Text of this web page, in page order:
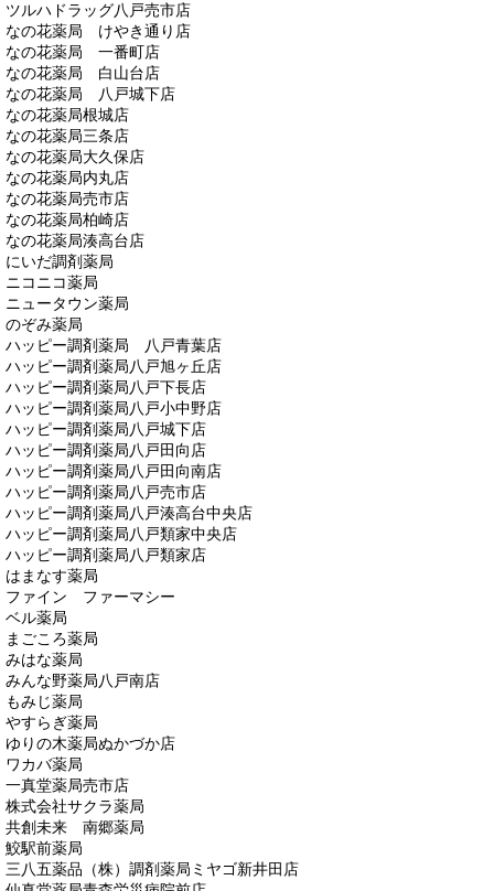
ツルハドラッグ八戸売市店
なの花薬局 けやき通り店
なの花薬局 一番町店
なの花薬局 白山台店
なの花薬局 八戸城下店
なの花薬局根城店
なの花薬局三条店
なの花薬局大久保店
なの花薬局内丸店
なの花薬局売市店
なの花薬局柏崎店
なの花薬局湊高台店
にいだ調剤薬局
ニコニコ薬局
ニュータウン薬局
のぞみ薬局
ハッピー調剤薬局 八戸青葉店
ハッピー調剤薬局八戸旭ヶ丘店
ハッピー調剤薬局八戸下長店
ハッピー調剤薬局八戸小中野店
ハッピー調剤薬局八戸城下店
ハッピー調剤薬局八戸田向店
ハッピー調剤薬局八戸田向南店
ハッピー調剤薬局八戸売市店
ハッピー調剤薬局八戸湊高台中央店
ハッピー調剤薬局八戸類家中央店
ハッピー調剤薬局八戸類家店
はまなす薬局
ファイン ファーマシー
ベル薬局
まごころ薬局
みはな薬局
みんな野薬局八戸南店
もみじ薬局
やすらぎ薬局
ゆりの木薬局ぬかづか店
ワカバ薬局
一真堂薬局売市店
株式会社サクラ薬局
共創未来 南郷薬局
鮫駅前薬局
三八五薬品（株）調剤薬局ミヤゴ新井田店